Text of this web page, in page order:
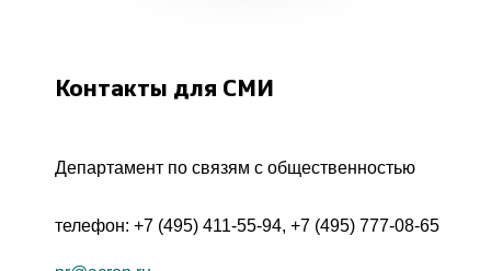
Контакты для СМИ
Департамент по связям с общественностью
телефон: +7 (495) 411-55-94, +7 (495) 777-08-65